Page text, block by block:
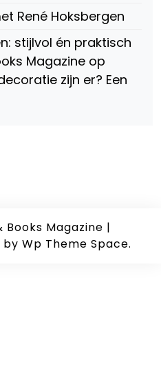
René Hoksbergen
stijlvol én praktisch
Magazine op
zijn er? Een
Books Magazine |
by Wp Theme Space.